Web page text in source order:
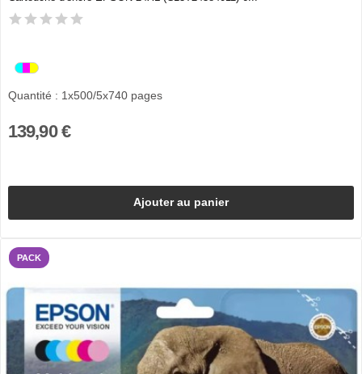
Quantité : 1x500/5x740 pages
139,90 €
Ajouter au panier
PACK